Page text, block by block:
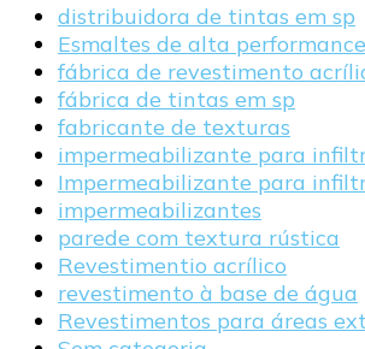
distribuidora de tintas em sp
Esmaltes de alta performance
fábrica de revestimento
fábrica de tintas em sp
fabricante de texturas
impermeabilizante para
Impermeabilizante para
impermeabilizantes
parede com textura rústica
Revestimentio acrílico
revestimento à base de água
Revestimentos para áreas